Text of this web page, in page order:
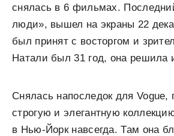
снялась в 6 фильмах.
люди», вышел на экраны 22
был принят с восторгом и
Натали был 31 год, она решила
Снялась напоследок для Vogue,
строгую и элегантную
в Нью-Йорк навсегда. Там она